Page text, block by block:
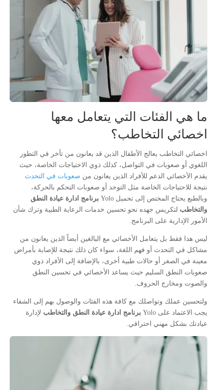
ما هي الفئات التي يتعامل معها
اخصائي التخاطب؟
اخصائي التخاطب يعالج الأطفال الذين قد يعانون من تأخر في التطور
اللغوي أو صعوبات في التواصل، كذلك ذوي الاحتياجات الخاصة، حيث
يقدم الأخصائي الدعم للأفراد الذين يعانون من صعوبات في التحدث
نتيجة للاحتياجات الخاصة مثل التوحد أو صعوبات التحكم بالحركة،
وبالطبع يحتاج المختص إلى تحميل Yolo
برنامج ادارة عيادة النطق
والتخاطب لتكريس جهده نحو تحسين خدمات الرعاية الطبية وترك شأن
الأمور الإدارية على البرنامج.
ليس هذا فقط بل يتعامل الأخصائي مع البالغين أيضاً الذين يعانون من
مشاكل في التحدث أو فهم اللغة، سواء كان ذلك نتيجة للإصابة بأمراض
معينة في الصغر أو حالات طبية أخرى، بالإضافة إلى الأفراد ذوي
صعوبات النطق السليم حيث يساعد الأخصائي في تحسين النطق
والصوت ومخارج الحروف.
ولتحسين عملك وتواصلك مع كافة هذه الفئات والوصول بهم إلى الشفاء
يجب الاعتماد على Yolo
برنامج ادارة عيادة النطق والتخاطب لإدارة
عيادتك بشكل مهني احترافي.